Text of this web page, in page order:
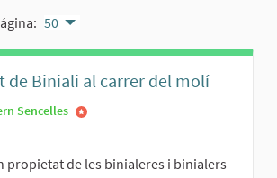
50
de Biniali al carrer del molí
Sencelles
propietat de les binialeres i binialers